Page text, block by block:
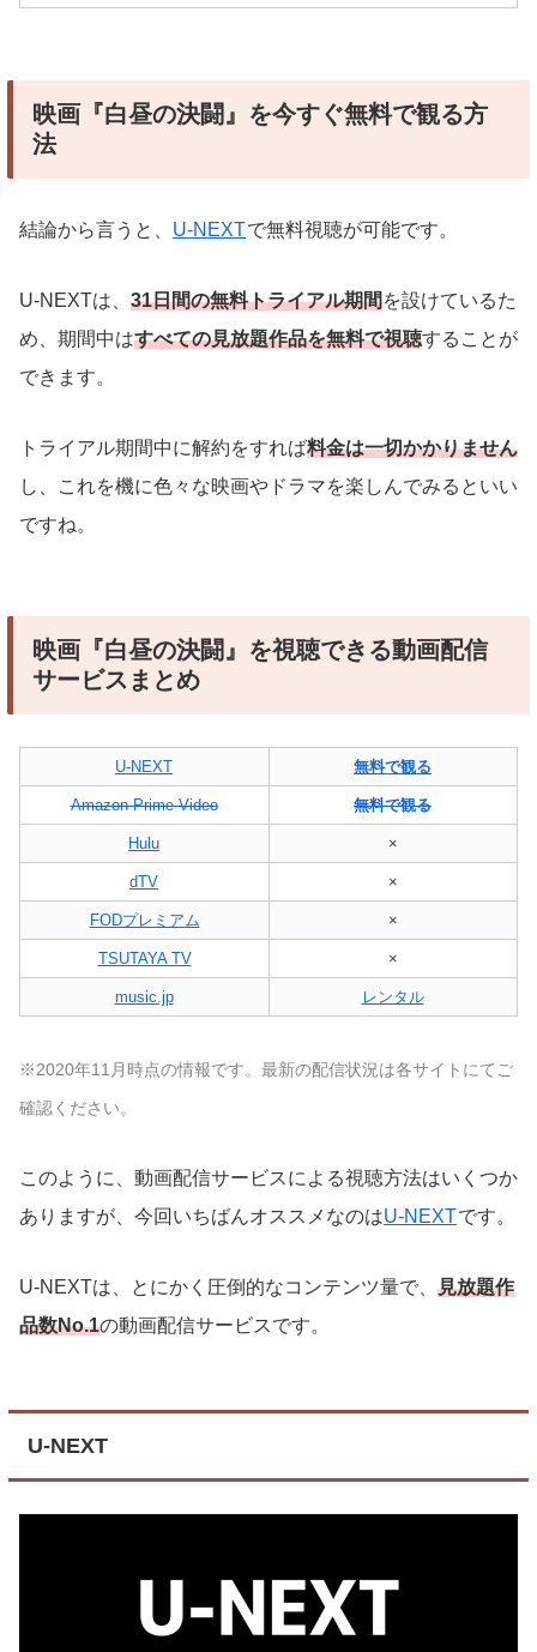
映画『白昼の決闘』を今すぐ無料で観る方
法
結論から言うと、 U-NEXTで無料視聴が可能です。
U-NEXTは、 31日間の無料トライアル期間を設けているた
め、期間中はすべての見放題作品を無料で視聴することが
できます。
トライアル期間中に解約をすれば料金は一切かかりません
し、これを機に色々な映画やドラマを楽しんでみるといい
ですね。
映画『白昼の決闘』を視聴できる動画配信
サービスまとめ
U-NEXT 無料で観る
Amazon Prime Video 無料で観る
Hulu ×
dTV ×
FODプレミアム ×
TSUTAYA TV ×
music.jp レンタル
※2020年11月時点の情報です。最新の配信状況は各サイトにてご
確認ください。
このように、動画配信サービスによる視聴方法はいくつか
ありますが、今回いちばんオススメなのはU-NEXTです。
U-NEXTは、とにかく圧倒的なコンテンツ量で、 見放題作
品数No.1の動画配信サービスです。
U-NEXT